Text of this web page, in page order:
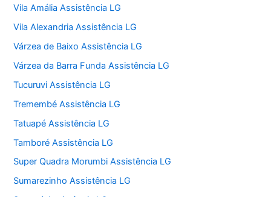
Vila Amália Assistência LG
Vila Alexandria Assistência LG
Várzea de Baixo Assistência LG
Várzea da Barra Funda Assistência LG
Tucuruvi Assistência LG
Tremembé Assistência LG
Tatuapé Assistência LG
Tamboré Assistência LG
Super Quadra Morumbi Assistência LG
Sumarezinho Assistência LG